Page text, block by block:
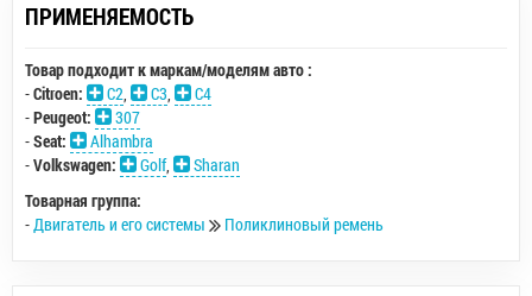
ПРИМЕНЯЕМОСТЬ
Товар подходит к маркам/моделям авто :
-Citroen: C2, C3,
C4
-Peugeot:
307
-Seat:
Alhambra
-Volkswagen: Golf,
Sharan
Товарная группа:
-Двигатель и его системы Поликлиновый ремень